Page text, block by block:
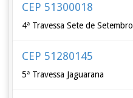
CEP 51300018
4ª Travessa Sete de Setembro
CEP 51280145
5ª Travessa Jaguarana